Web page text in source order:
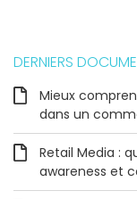
DERNIERS
Mieux
dans un
Retail Media :
awareness et